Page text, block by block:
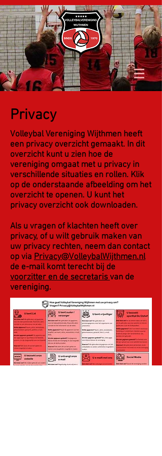
Privacy
Volleybal Vereniging Wijthmen heeft
een privacy overzicht gemaakt. In dit
overzicht kunt u zien hoe de
vereniging omgaat met u privacy in
verschillende situaties en rollen. Klik
op de onderstaande afbeelding om het
overzicht te openen. U kunt het
privacy overzicht ook downloaden.
Als u vragen of klachten heeft over
privacy, of u wilt gebruik maken van
uw privacy rechten, neem dan contact
op via Privacy@VolleybalWijthmen.nl
de e-mail komt terecht bij de
voorzitter en de secretarisvan de
vereniging.